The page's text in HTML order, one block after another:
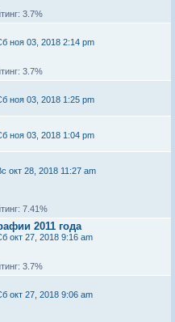
3.7%
ноя 03, 2018 2:14 pm
3.7%
ноя 03, 2018 1:25 pm
ноя 03, 2018 1:04 pm
окт 28, 2018 11:27 am
7.41%
2011 года
окт 27, 2018 9:16 am
3.7%
окт 27, 2018 9:06 am